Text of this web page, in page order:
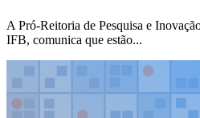
A Pró-Reitoria de Pesquisa e
IFB, comunica que estão...